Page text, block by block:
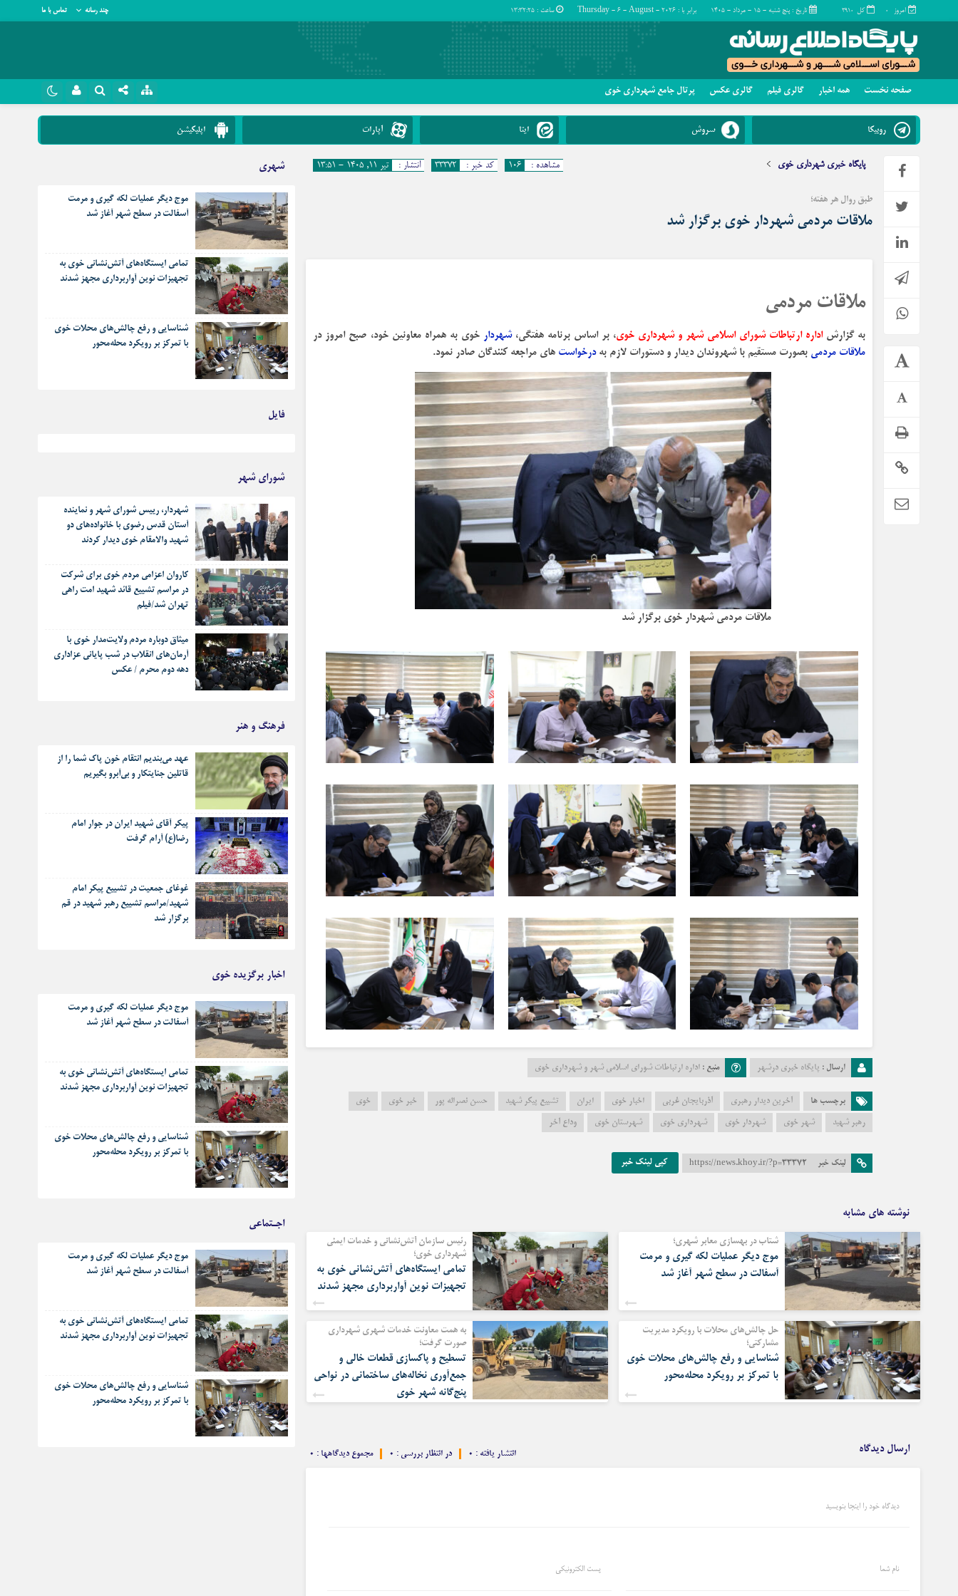
کل ۲۹۱۰ امروز ۰ تاریخ : پنج شنبه - ۱۵ - مرداد - ۱۴۰۵ برابر با : Thursday - 6 - August - 2026 ساعت : 13:32:26 چند رسانه تماس با ما
صفحه نخست همه اخبار گالری فیلم گالری عکس پرتال جامع شهرداری خوی
روبیکا
سروش
آپارات
اپلیکیشن
نام کاربری یا نشانی ایمیل
رمز عبور
مرا به خاطر بسپار
چند رسانه
گالری فیلم
گالری عکس
تماس با ما
روبیکا سروش ایتا آپارات اپلیکیشن
پایگاه خبری شهرداری خوی انتشار : تیر ۱۱, ۱۴۰۵ - ۱۳:۵۱ کد خبر : ۳۳۳۷۲ مشاهده : ۱۰۶
طبق روال هر هفته؛
ملاقات مردمی شهردار خوی برگزار شد
ملاقات مردمی
به گزارش اداره ارتباطات شورای اسلامی شهر و شهرداری خوی، بر اساس برنامه هفتگی،شهردار خوی به همراه معاونین خود، صبح امروز در
ملاقات مردمی بصورت مستقیم با شهروندان دیدار و دستورات لازم بهدرخواست های مراجعه کنندگان صادر نمود.
ملاقات مردمی شهردار خوی برگزار شد
ارسال : پایگاه خبری درشهر منبع : اداره ارتباطات شورای اسلامی شهر و شهرداری خوی
برچسب ها آخرین دیدار رهبری آذربایجان غربی اخبار خوی ایران تشییع پیکر شهید حسن نصراله پور خبر خوی خوی
رهبر شهید شهر خوی شهردار خوی شهرداری خوی شهرستان خوی وداع آخر
لینک خبر https://news.khoy.ir/?p=33372 کپی لینک خبر
نوشته های مشابه
شتاب در بهسازی معابر شهری؛
موج دیگر عملیات لکه گیری و مرمت
آسفالت در سطح شهر آغاز شد
رئیس سازمان آتش‌نشانی و خدمات ایمنی
شهرداری خوی؛
تمامی ایستگاه‌های آتش‌نشانی خوی به
تجهیزات نوین آواربرداری مجهز شدند
حل چالش‌های محلات با رویکرد مدیریت
مشارکتی؛
شناسایی و رفع چالش‌های محلات خوی
با تمرکز بر رویکرد محله‌محور
به همت معاونت خدمات شهری شهرداری
صورت گرفت؛
تسطیح و پاکسازی قطعات خالی و
جمع‌آوری نخاله‌های ساختمانی در نواحی
پنج‌گانه شهر خوی
ارسال دیدگاه مجموع دیدگاهها : ۰ در انتظار بررسی : ۰ انتشار یافته : ۰
دیدگاه خود را اینجا بنویسید
نام شما پست الکترونیکی
شهری
موج دیگر عملیات لکه گیری و مرمت
آسفالت در سطح شهر آغاز شد
تمامی ایستگاه‌های آتش‌نشانی خوی به
تجهیزات نوین آواربرداری مجهز شدند
شناسایی و رفع چالش‌های محلات خوی
با تمرکز بر رویکرد محله‌محور
فایل
شورای شهر
شهردار، رییس شورای شهر و نماینده
آستان قدس رضوی با خانواده‌های دو
شهید والامقام خوی دیدار کردند
کاروان اعزامی مردم خوی برای شرکت
در مراسم تشییع قائد شهید امت راهی
تهران شد/فیلم
میثاق دوباره مردم ولایت‌مدار خوی با
آرمان‌های انقلاب در شب پایانی عزاداری
دهه دوم محرم / عکس
فرهنگ و هنر
عهد می‌بندیم انتقام خون پاک شما را از
قاتلین جنایتکار و بی‌آبرو بگیریم
پیکر آقای شهید ایران در جوار امام
رضا(ع) آرام گرفت
غوغای جمعیت در تشییع پیکر امام
شهید/مراسم تشییع رهبر شهید در قم
برگزار شد
اخبار برگزیده خوی
موج دیگر عملیات لکه گیری و مرمت
آسفالت در سطح شهر آغاز شد
تمامی ایستگاه‌های آتش‌نشانی خوی به
تجهیزات نوین آواربرداری مجهز شدند
شناسایی و رفع چالش‌های محلات خوی
با تمرکز بر رویکرد محله‌محور
اجـتماعی
موج دیگر عملیات لکه گیری و مرمت
آسفالت در سطح شهر آغاز شد
تمامی ایستگاه‌های آتش‌نشانی خوی به
تجهیزات نوین آواربرداری مجهز شدند
شناسایی و رفع چالش‌های محلات خوی
با تمرکز بر رویکرد محله‌محور